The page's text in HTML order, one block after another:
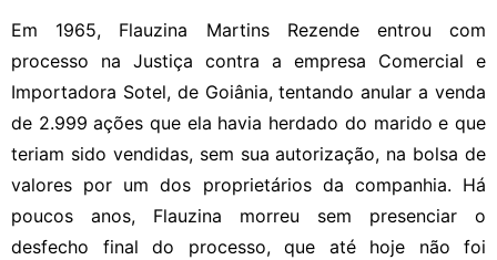
Em 1965, Flauzina Martins Rezende entrou com
processo na Justiça contra a empresa Comercial e
Importadora Sotel, de Goiânia, tentando anular a venda
de 2.999 ações que ela havia herdado do marido e que
teriam sido vendidas, sem sua autorização, na bolsa de
valores por um dos proprietários da companhia. Há
poucos anos, Flauzina morreu sem presenciar o
desfecho final do processo, que até hoje não foi